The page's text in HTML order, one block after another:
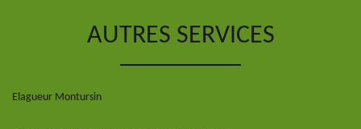
AUTRES SERVICES
Elagueur Montursin